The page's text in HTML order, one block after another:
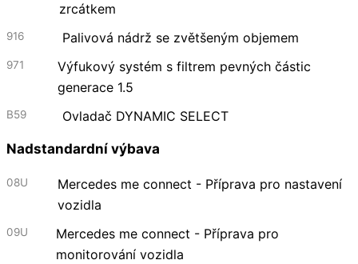
zrcátkem
916 Palivová nádrž se zvětšeným objemem
971
Výfukový systém s filtrem pevných částic
generace 1.5
B59 Ovladač DYNAMIC SELECT
Nadstandardní výbava
08U
Mercedes me connect - Příprava pro nastavení
vozidla
09U
Mercedes me connect - Příprava pro
monitorování vozidla